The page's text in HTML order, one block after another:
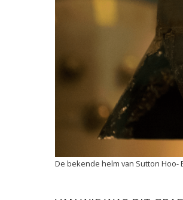
De bekende helm van Sutton Hoo